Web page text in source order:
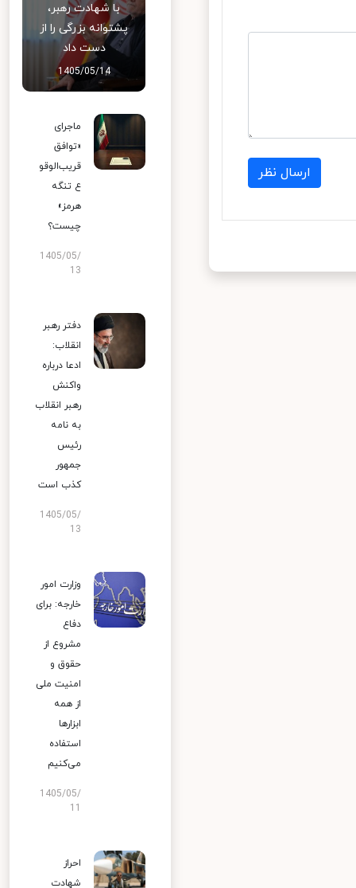
ارسال نظر
با شهادت رهبر،
پشتوانه بزرگی را از
دست داد
1405/05/14
ماجرای
«توافق
قریب‌الوقو
ع تنگه
هرمز»
چیست؟
1405/05/
13
دفتر رهبر
انقلاب:
ادعا درباره
واکنش
رهبر انقلاب
به نامه
رئیس
جمهور
کذب است
1405/05/
13
وزارت امور
خارجه: برای
دفاع
مشروع از
حقوق و
امنیت ملی
از همه
ابزارها
استفاده
می‌کنیم
1405/05/
احراز
شهادت